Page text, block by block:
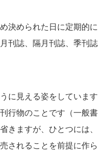
決められた日に定期的に
刊誌、隔月刊誌、季刊誌
に見える姿をしています
行物のことです（一般書
きますが、ひとつには、
されることを前提に作ら